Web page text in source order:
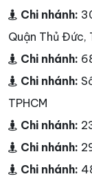
Chi nhánh:
Quận Thủ Đức,
Chi nhánh:
Chi nhánh:
TPHCM
Chi nhánh:
Chi nhánh:
Chi nhánh: